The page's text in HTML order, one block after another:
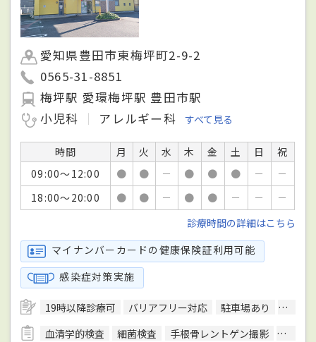
愛知県豊田市東梅坪町2-9-2
0565-31-8851
梅坪駅 愛環梅坪駅 豊田市駅
小児科
アレルギー科 すべて見る
時間 月 火 水 木 金 土 日
祝
09:00～12:00
● ● － ● ● ● －
－
18:00～20:00
● ● － ● ● － －
－
診療時間の詳細はこちら
マイナンバーカードの健康保険証利用可能
感染症対策実施
19時以降診療可 バリアフリー対応 駐車場あり
予約可
血清学的検査
細菌検査 手根骨レントゲン撮影 心電図